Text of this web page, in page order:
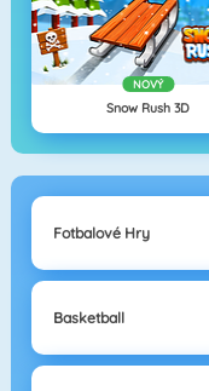
NOVÝ
Snow Rush 3D
Fotbalové Hry
Basketball